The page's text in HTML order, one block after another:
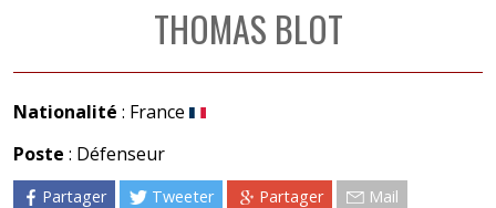
THOMAS BLOT
Nationalité : France
Poste : Défenseur
Partager Tweeter Partager Mail